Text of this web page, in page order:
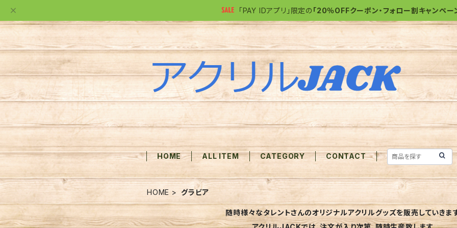
「PAY IDアプリ」限定の 「20％OFFクーポン・フォロー割キャンペー
HOME ALL ITEM CATEGORY CONTACT
HOME グラビア
随時様々なタレントさんのオリジナルアクリルグッズを販売していきま